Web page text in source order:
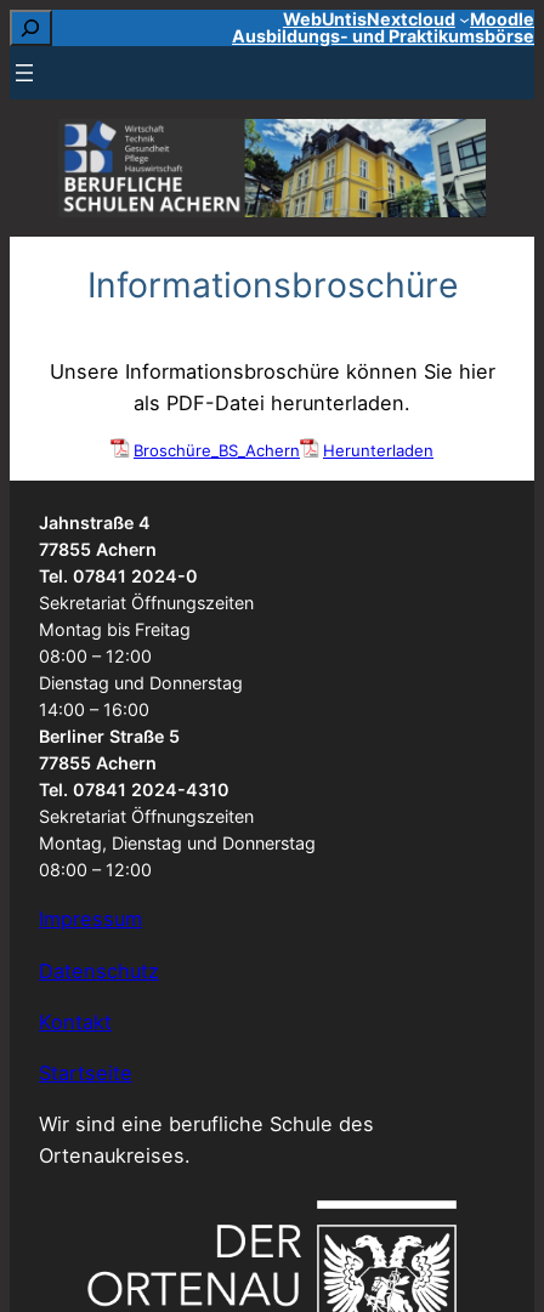
Zum
springen
Suchen WebUntisNextcloud
Moodle
Ausbildungs- und Praktikumsbörse
Informationsbroschüre
Unsere Informationsbroschüre können Sie hier
als PDF-Datei herunterladen.
Broschüre_BS_Achern Herunterladen
Jahnstraße 4
77855 Achern
Tel. 07841 2024-0
Sekretariat Öffnungszeiten
Montag bis Freitag
08:00 – 12:00
Dienstag und Donnerstag
14:00 – 16:00
Berliner Straße 5
77855 Achern
Tel. 07841 2024-4310
Sekretariat Öffnungszeiten
Montag, Dienstag und Donnerstag
08:00 – 12:00
Impressum
Datenschutz
Kontakt
Startseite
Wir sind eine berufliche Schule des
Ortenaukreises.